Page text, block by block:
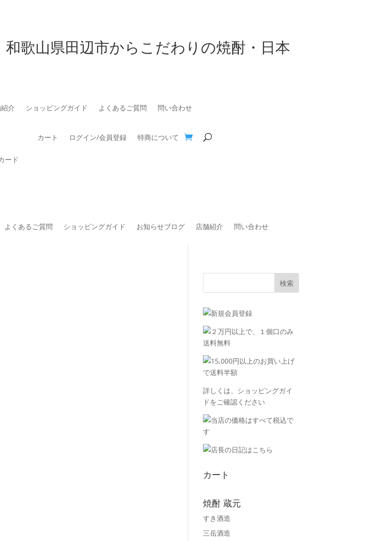
和歌山県田辺市からこだわりの焼酎・日本
介 ショッピングガイド よくあるご質問 問い合わせ
カート ログイン/会員登録 特商について
よくあるご質問 ショッピングガイド お知らせブログ 店舗紹介 問い合わせ
詳しくは、 ショッピングガイ
ドをご確認ください
カート
焼酎 蔵元
すき酒造
三岳酒造